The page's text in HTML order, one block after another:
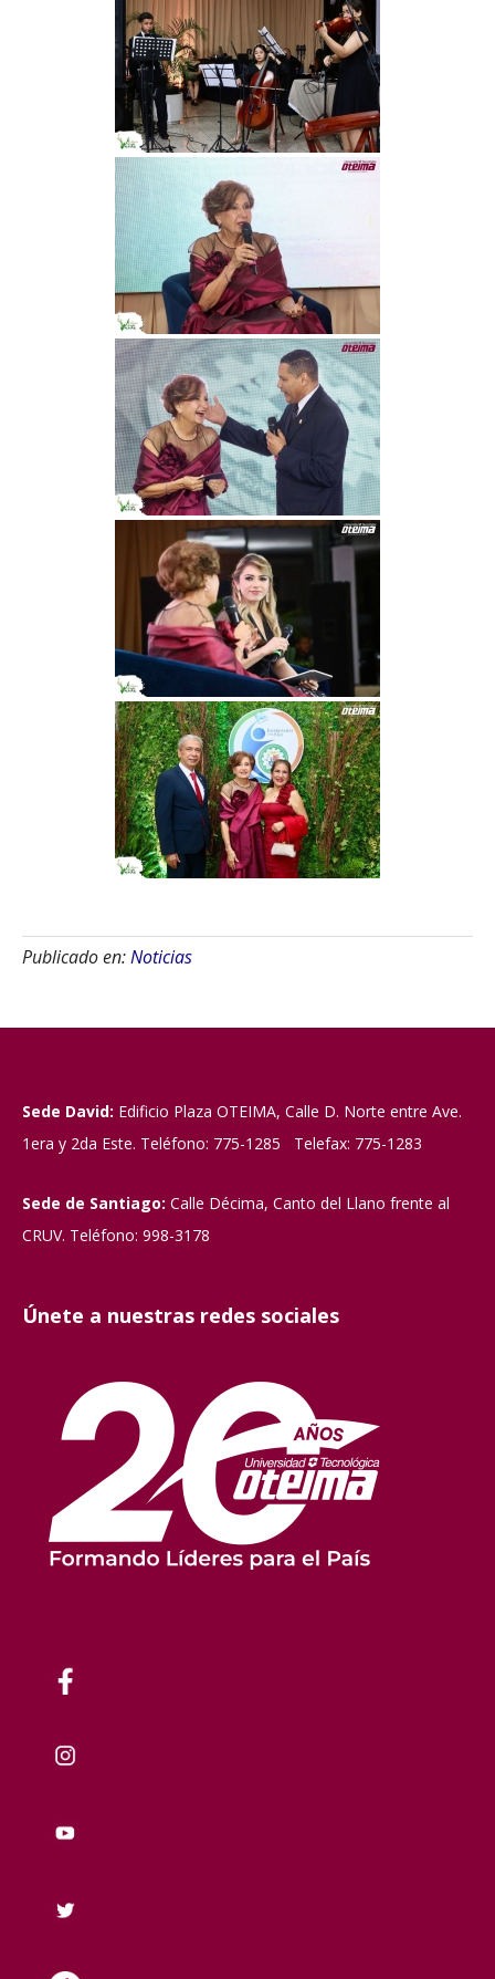
Publicado en:Noticias
Sede David: Edificio Plaza OTEIMA, Calle D. Norte entre Ave.
1era y 2da Este. Teléfono: 775-1285 Telefax: 775-1283
Sede de Santiago: Calle Décima, Canto del Llano frente al
CRUV. Teléfono: 998-3178
Únete a nuestras redes sociales